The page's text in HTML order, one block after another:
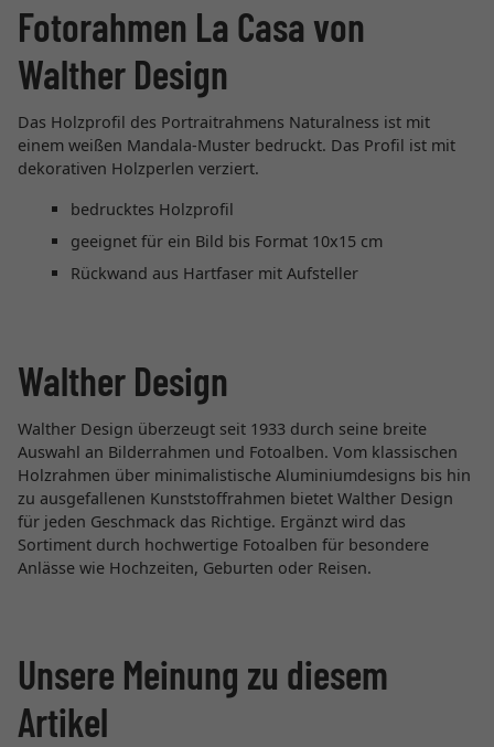
Fotorahmen La Casa von
Walther Design
Das Holzprofil des Portraitrahmens Naturalness ist mit
einem weißen Mandala-Muster bedruckt. Das Profil ist mit
dekorativen Holzperlen verziert.
bedrucktes Holzprofil
geeignet für ein Bild bis Format 10x15 cm
Rückwand aus Hartfaser mit Aufsteller
Walther Design
Walther Design überzeugt seit 1933 durch seine breite
Auswahl an Bilderrahmen und Fotoalben. Vom klassischen
Holzrahmen über minimalistische Aluminiumdesigns bis hin
zu ausgefallenen Kunststoffrahmen bietet Walther Design
für jeden Geschmack das Richtige. Ergänzt wird das
Sortiment durch hochwertige Fotoalben für besondere
Anlässe wie Hochzeiten, Geburten oder Reisen.
Unsere Meinung zu diesem
Artikel